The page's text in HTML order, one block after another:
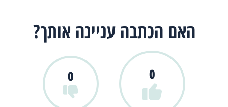
האם הכתבה עניינה אותך?
0
0